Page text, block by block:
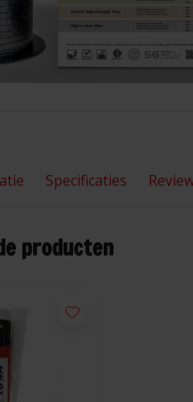
Specificaties
producten